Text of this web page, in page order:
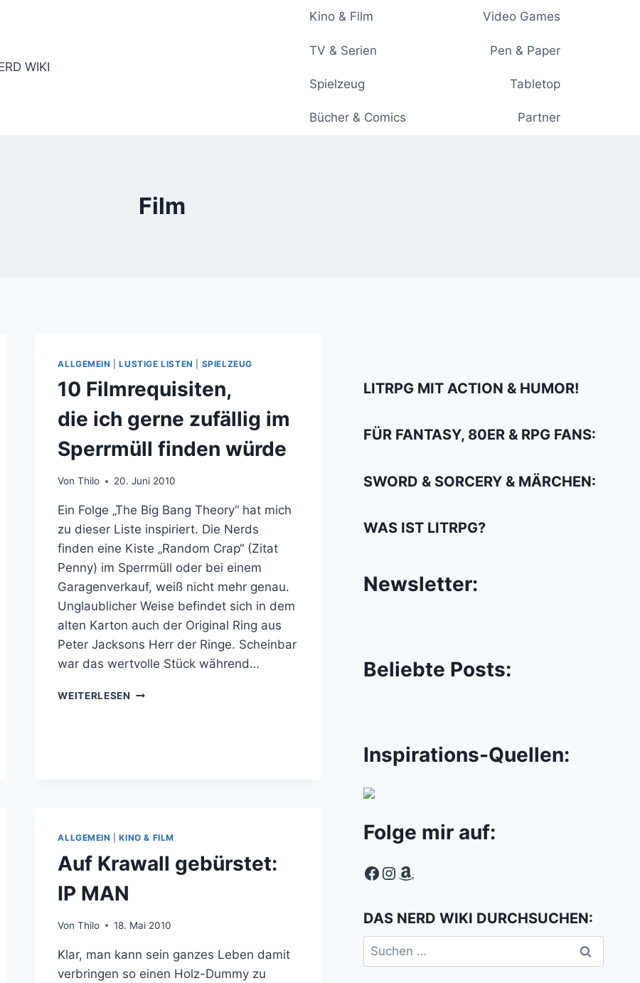
Kino & Film Video Games
TV & Serien Pen & Paper
Spielzeug Tabletop
Bücher & Comics Partner
Film
ALLGEMEIN |LUSTIGE LISTEN SPIELZEUG
10 Filmrequisiten,
die ich gerne zufällig im
Sperrmüll finden würde
Von Thilo 20. Juni 2010
Ein Folge „The Big Bang Theory“ hat mich
zu dieser Liste inspiriert. Die Nerds
finden eine Kiste „Random Crap“ (Zitat
Penny) im Sperrmüll oder bei einem
Garagenverkauf, weiß nicht mehr genau.
Unglaublicher Weise befindet sich in dem
alten Karton auch der Original Ring aus
Peter Jacksons Herr der Ringe. Scheinbar
war das wertvolle Stück während…
WEITERLESEN 10
ALLGEMEIN |KINO & FILM
Auf Krawall gebürstet:
IP MAN
Von Thilo 18. Mai 2010
Klar, man kann sein ganzes Leben damit
verbringen so einen Holz-Dummy zu
LITRPG MIT ACTION & HUMOR!
FÜR FANTASY, 80ER & RPG FANS:
SWORD & SORCERY & MÄRCHEN:
WAS IST LITRPG?
Newsletter:
Beliebte Posts:
Inspirations-Quellen:
Folge mir auf:
Facebook
Instagram
Amazon
DAS NERD WIKI DURCHSUCHEN:
Suchen
nach: